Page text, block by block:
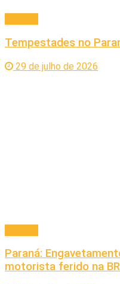
Tempestades no
29 de julho de 2026
Paraná:
motorista ferido na